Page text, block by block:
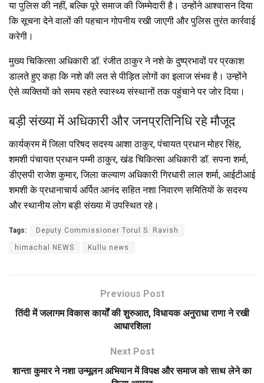
या पुलिस की नहीं, बल्कि पूरे समाज की जिम्मेदारी है। उन्होंने आश्वासन दिया
कि सूचना देने वालों की पहचान गोपनीय रखी जाएगी और पुलिस तुरंत कार्रवाई
करेगी।
मुख्य चिकित्सा अधिकारी डॉ. रंजीत ठाकुर ने नशे के दुष्प्रभावों पर प्रकाश
डालते हुए कहा कि नशे की लत से पीड़ित लोगों का इलाज संभव है। उन्होंने
ऐसे व्यक्तियों को समय रहते स्वास्थ्य संस्थानों तक पहुंचाने पर जोर दिया।
बड़ी संख्या में अधिकारी और जनप्रतिनिधि रहे मौजूद
कार्यक्रम में जिला परिषद सदस्य आशा ठाकुर, पंचायत प्रधान मोहर सिंह,
शमशी पंचायत प्रधान पम्मी ठाकुर, खंड चिकित्सा अधिकारी डॉ. सपना शर्मा,
डीएसपी राजेश कुमार, जिला कल्याण अधिकारी गिरधारी लाल शर्मा, आईटीआई
शमशी के प्रधानाचार्य अर्पित आनंद सहित नशा निवारण समितियों के सदस्य
और स्थानीय लोग बड़ी संख्या में उपस्थित रहे।
Tags: Deputy Commissioner Torul S. Ravish
himachal NEWS Kullu news
Previous Post
तिंदी में जलागम विकास कार्यों की शुरुआत, विधायक अनुराधा राणा ने रखी
आधारशिला
Next Post
शान्ता कुमार ने नशा उन्मूलन अभियान में विपक्ष और समाज को साथ लेने का